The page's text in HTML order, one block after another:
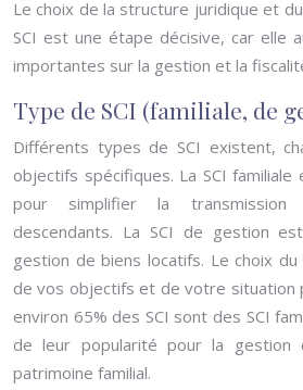
Le choix de la structure juridique et
SCI est une étape décisive, car elle
importantes sur la gestion et la
Type de SCI (familiale, de
Différents types de SCI existent,
objectifs spécifiques. La SCI
pour simplifier la
descendants. La SCI de gestion
gestion de biens locatifs. Le choix
de vos objectifs et de votre situation
environ 65% des SCI sont des SCI
de leur popularité pour la gestion
patrimoine familial.